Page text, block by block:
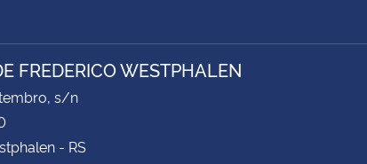
FREDERICO WESTPHALEN
s/n
- RS